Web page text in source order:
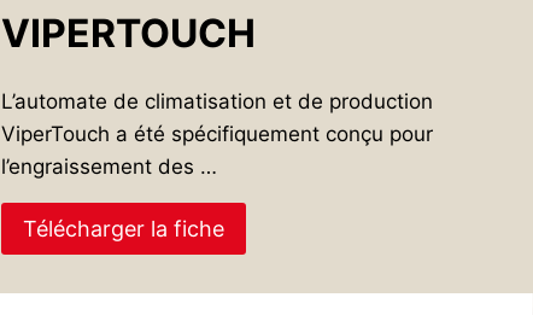
VIPERTOUCH
L’automate de climatisation et de production
ViperTouch a été spécifiquement conçu pour
l’engraissement des …
Télécharger la fiche